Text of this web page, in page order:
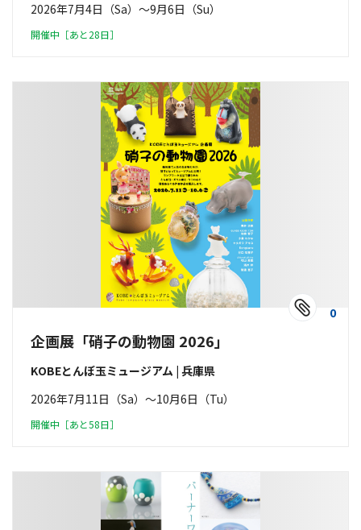
2026年7月4日（Sa）〜9月6日（Su）
開催中［あと28日］
0
企画展「硝子の動物園 2026」
KOBEとんぼ玉ミュージアム | 兵庫県
2026年7月11日（Sa）〜10月6日（Tu）
開催中［あと58日］